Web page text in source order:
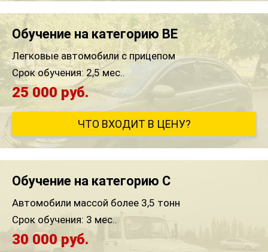
Обучение на категорию BE
Легковые автомобили с прицепом
Срок обучения: 2,5 мес..
25 000 руб.
ЧТО ВХОДИТ В ЦЕНУ?
Обучение на категорию C
Автомобили массой более 3,5 тонн
Срок обучения: 3 мес..
30 000 руб.